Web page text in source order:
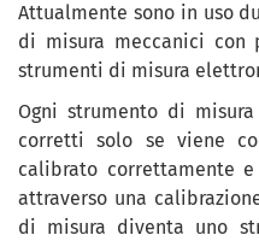
Attualmente sono in uso
di misura meccanici con
strumenti di misura
Ogni strumento di
corretti solo se viene
calibrato correttamente
attraverso una
di misura diventa uno